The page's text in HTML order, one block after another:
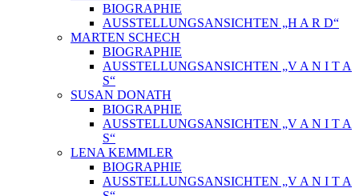
BIOGRAPHIE
AUSSTELLUNGSANSICHTEN „H A R D“
MARTEN SCHECH
BIOGRAPHIE
AUSSTELLUNGSANSICHTEN „V A N I T A
S“
SUSAN DONATH
BIOGRAPHIE
AUSSTELLUNGSANSICHTEN „V A N I T A
S“
LENA KEMMLER
BIOGRAPHIE
AUSSTELLUNGSANSICHTEN „V A N I T A